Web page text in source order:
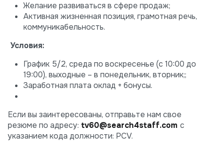
Желание развиваться в сфере продаж;
Активная жизненная позиция, грамотная речь,
коммуникабельность.
Условия:
График 5/2, среда по воскресенье (с 10:00 до
19:00), выходные – в понедельник, вторник;;
Заработная плата оклад + бонусы.
Если вы заинтересованы, отправьте нам свое
резюме по адресу: tv60@search4staff.com с
указанием кода должности: PCV.